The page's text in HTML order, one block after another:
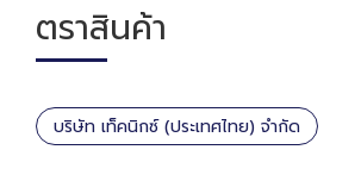
ตราสินค้า
บริษัท เท็คนิกซ์ (ประเทศไทย) จำกัด